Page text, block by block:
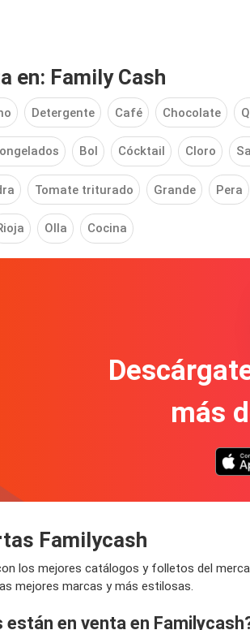
en: Family Cash
Detergente Café Chocolate
Bol Cócktail Cloro
Tomate triturado Grande Pera
Olla Cocina
más
Familycash
los mejores catálogos y folletos del
mejores marcas y más estilosas.
están en venta en